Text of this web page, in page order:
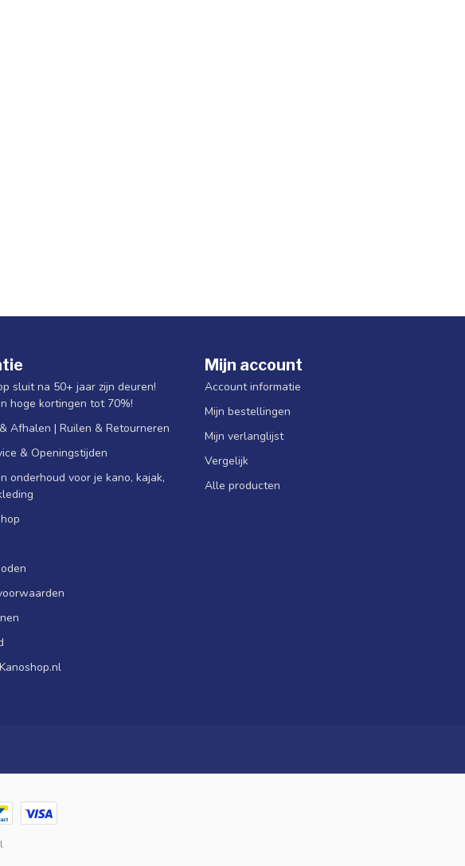
sluit na 50+ jaar zijn deuren!
hoge kortingen tot 70%!
Afhalen | Ruilen & Retourneren
& Openingstijden
onderhoud voor je kano, kajak,
Mijn account
Account informatie
Mijn bestellingen
Mijn verlanglijst
Vergelijk
Alle producten